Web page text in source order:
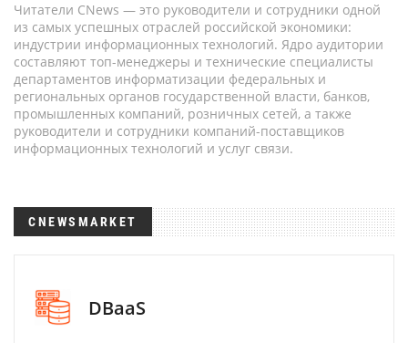
Читатели CNews — это руководители и сотрудники одной
из самых успешных отраслей российской экономики:
индустрии информационных технологий. Ядро аудитории
составляют топ-менеджеры и технические специалисты
департаментов информатизации федеральных и
региональных органов государственной власти, банков,
промышленных компаний, розничных сетей, а также
руководители и сотрудники компаний-поставщиков
информационных технологий и услуг связи.
CNEWSMARKET
DBaaS